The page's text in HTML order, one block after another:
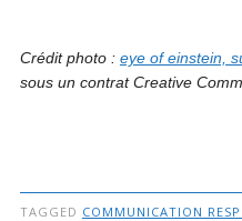
Crédit photo : eye of einstein,
sous un contrat Creative
TAGGED COMMUNICATION